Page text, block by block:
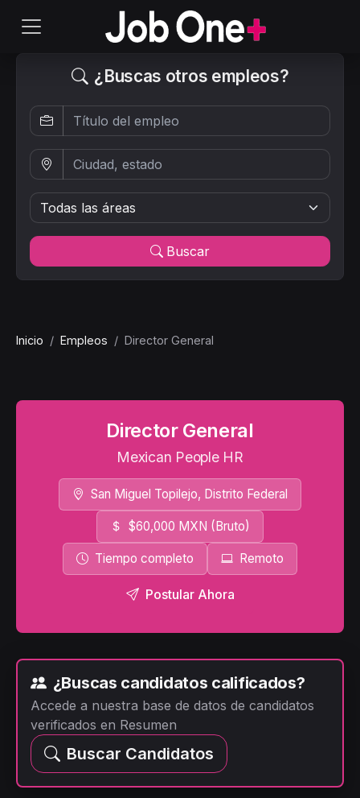
¿Buscas otros empleos?
Buscar
Inicio Empleos Director General
Director General
Mexican People HR
San Miguel Topilejo, Distrito Federal
$60,000 MXN (Bruto)
Tiempo completo Remoto
Postular Ahora
¿Buscas candidatos calificados?
Accede a nuestra base de datos de candidatos
verificados en Resumen
Buscar Candidatos